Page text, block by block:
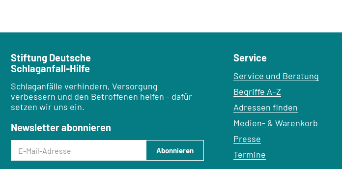
Stiftung Deutsche
Schlaganfall-Hilfe
Schlaganfälle verhindern, Versorgung
verbessern und den Betroffenen helfen - dafür
setzen wir uns ein.
Newsletter abonnieren
E-Mail-Adresse
Abonnieren
Service
Service und Beratung
Begriffe A–Z
Adressen finden
Medien- & Warenkorb
Presse
Termine